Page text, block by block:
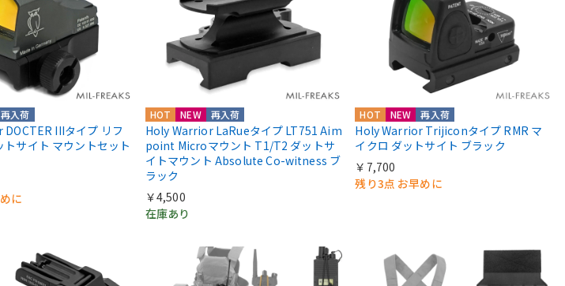
再入荷
IIIタイプ リフ
トサイト マウントセット
に
HOT NEW 再入荷
Holy Warrior LaRueタイプ LT751 Aim
point Microマウント T1/T2 ダットサ
イトマウント Absolute Co-witness ブ
ラック
￥4,500
在庫あり
HOT NEW 再入荷
Holy Warrior Trijiconタイプ RMR マ
イクロ ダットサイト ブラック
￥7,700
残り3点 お早めに